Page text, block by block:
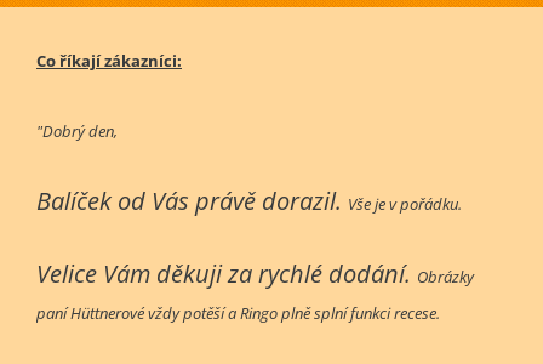
Co říkají zákazníci:
"Dobrý den,
Balíček od Vás právě dorazil. Vše je v pořádku.
Velice Vám děkuji za rychlé dodání. Obrázky
paní Hüttnerové vždy potěší a Ringo plně splní funkci recese.